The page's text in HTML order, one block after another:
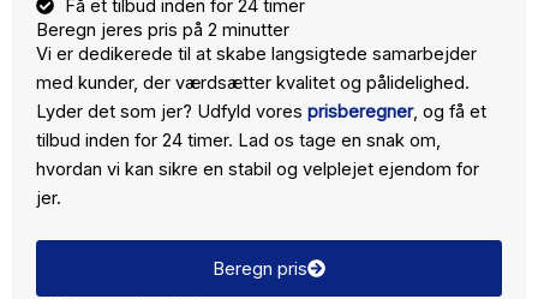
Få et tilbud inden for 24 timer
Beregn jeres pris på 2 minutter
Vi er dedikerede til at skabe langsigtede samarbejder
med kunder, der værdsætter kvalitet og pålidelighed.
Lyder det som jer? Udfyld vores prisberegner, og få et
tilbud inden for 24 timer. Lad os tage en snak om,
hvordan vi kan sikre en stabil og velplejet ejendom for
jer.
Beregn pris